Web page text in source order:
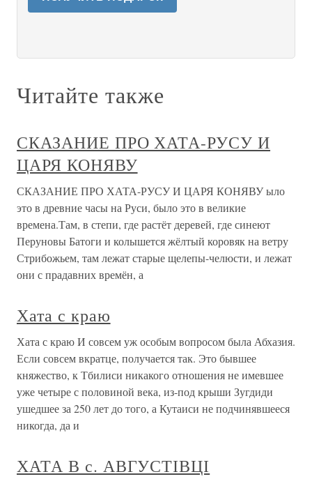
Читайте также
СКАЗАНИЕ ПРО ХАТА-РУСУ И
ЦАРЯ КОНЯВУ
СКАЗАНИЕ ПРО ХАТА-РУСУ И ЦАРЯ КОНЯВУ ыло
это в древние часы на Руси, было это в великие
времена.Там, в степи, где растёт деревей, где синеют
Перуновы Батоги и колышется жёлтый коровяк на ветру
Стрибожьем, там лежат старые щелепы-челюсти, и лежат
они с прадавних времён, а
Хата с краю
Хата с краю И совсем уж особым вопросом была Абхазия.
Если совсем вкратце, получается так. Это бывшее
княжество, к Тбилиси никакого отношения не имевшее
уже четыре с половиной века, из-под крыши Зугдиди
ушедшее за 250 лет до того, а Кутаиси не подчинявшееся
никогда, да и
ХАТА В с. АВГУСТІВЦІ